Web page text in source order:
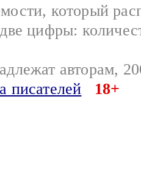
который
цифры:
авторам,
писателей
18+